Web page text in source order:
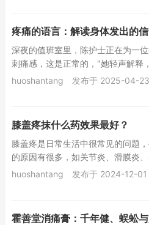
疼痛的语言：解读身体发出的
深夜的值班室里，陈护士正在为一
刺痛感，这是正常的，"她轻声解释
话。"&n...
huoshantang 发布于 2025-04-23
膝盖疼抹什么药效果最好？
膝盖疼是日常生活中很常见的问题
的原因有很多，如关节炎、滑膜炎
况，涂抹药物是一种有效的缓解方式
huoshantang 发布于 2024-12-01
霍善堂消痛膏：千年健、蜈蚣